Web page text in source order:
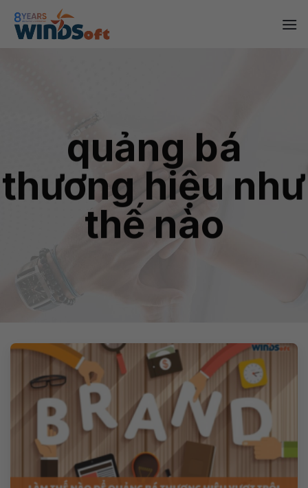
content
quảng bá
thương hiệu như
thế nào